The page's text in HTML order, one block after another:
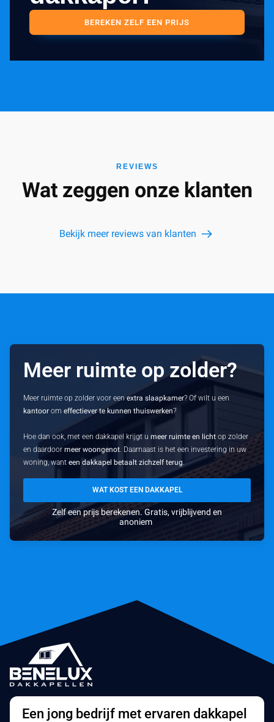
BEREKEN ZELF EEN PRIJS
REVIEWS
Wat zeggen onze klanten
Bekijk meer reviews van klanten
Meer ruimte op zolder?
Meer ruimte op zolder voor eenextra slaapkamer? Of wilt u een
kantoor omeffectiever te kunnen thuiswerken?
Hoe dan ook, met een dakkapel krijgt umeer ruimte en licht op zolder
en daardoormeer woongenot . Daarnaast is het een investering in uw
woning, wanteen dakkapel betaalt zichzelf terug
WAT KOST EEN DAKKAPEL
Zelf een prijs berekenen. Gratis, vrijblijvend en
anoniem
Een jong bedrijf met ervaren dakkapel